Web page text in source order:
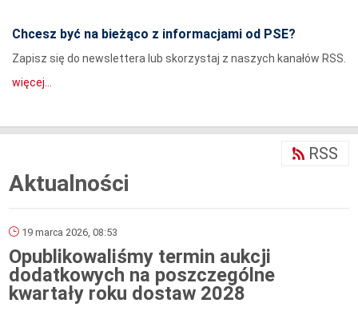
Chcesz być na bieżąco z informacjami od PSE?
Zapisz się do newslettera lub skorzystaj z naszych kanałów RSS.
więcej...
Aktualności
RSS
19 marca 2026, 08:53
Opublikowaliśmy termin aukcji
dodatkowych na poszczególne
kwartały roku dostaw 2028